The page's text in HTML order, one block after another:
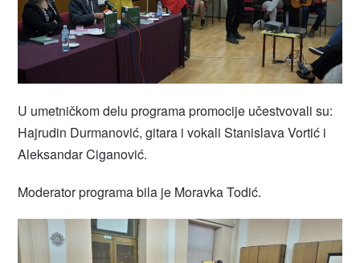
U umetničkom delu programa promocije učestvovali su:
Hajrudin Durmanović, gitara i vokali Stanislava Vortić i
Aleksandar Ciganović.
Moderator programa bila je Moravka Todić.